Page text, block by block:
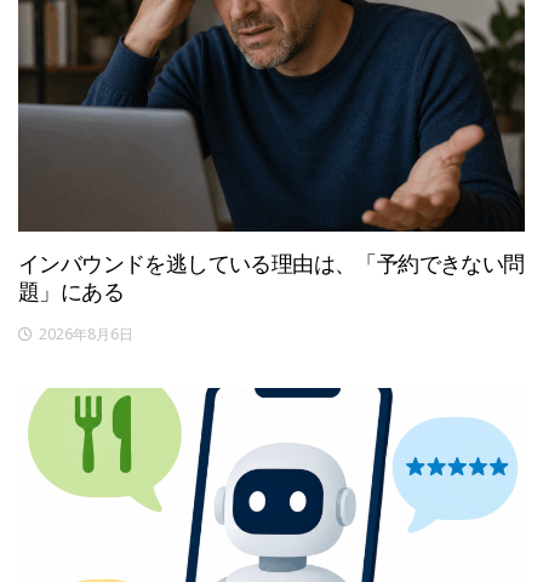
インバウンドを逃している理由は、「予約できない問
題」にある
2026年8月6日